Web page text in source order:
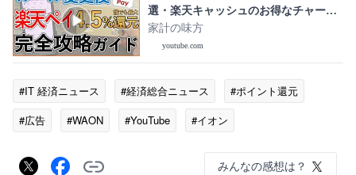
選・楽天キャッシュのお得なチャージ
方法・使い方・注意点を実演解説【最
大4.5%還元】
家計の味方
youtube.com
#IT 経済ニュース #経済総合ニュース
#ポイント還元
#広告
#WAON #YouTube #イオン
みんなの感想は？